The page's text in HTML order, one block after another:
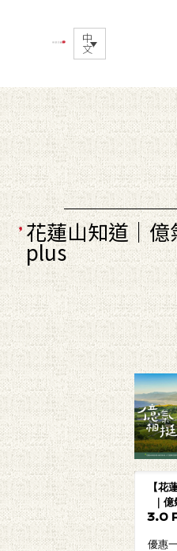
中
文
花蓮山知道｜億
plus
【花
｜
3.0
優惠